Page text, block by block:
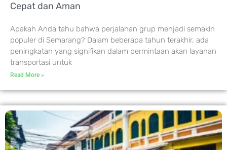
Cepat dan Aman
Apakah Anda tahu bahwa perjalanan grup menjadi semakin
populer di Semarang? Dalam beberapa tahun terakhir, ada
peningkatan yang signifikan dalam permintaan akan layanan
transportasi untuk
Read More »